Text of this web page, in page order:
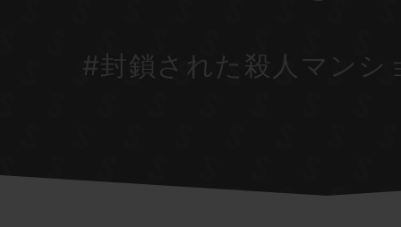
#封鎖された殺人マンシ